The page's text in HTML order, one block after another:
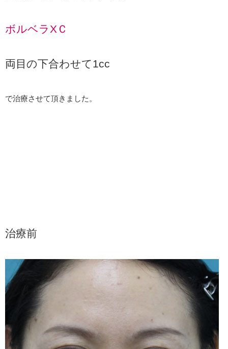
ボルベラXＣ
両目の下合わせて1cc
で治療させて頂きました。
治療前